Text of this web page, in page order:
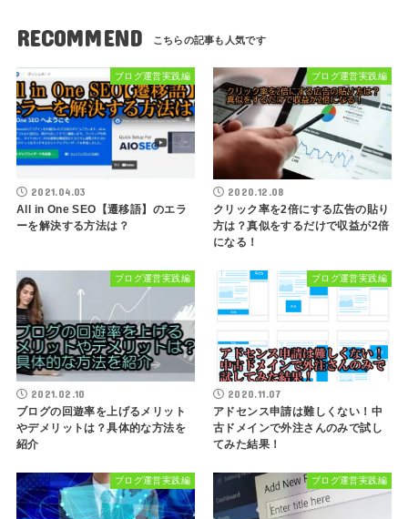
RECOMMEND
ブログ運営実践編
2021.04.03
All in One SEO【遷移語】のエラ
ーを解決する方法は？
ブログ運営実践編
2020.12.08
クリック率を2倍にする広告の貼り
方は？真似をするだけで収益が2倍
になる！
ブログ運営実践編
2021.02.10
ブログの回遊率を上げるメリット
やデメリットは？具体的な方法を
紹介
ブログ運営実践編
2020.11.07
アドセンス申請は難しくない！中
古ドメインで外注さんのみで試し
てみた結果！
ブログ運営実践編 ブログ運営実践編